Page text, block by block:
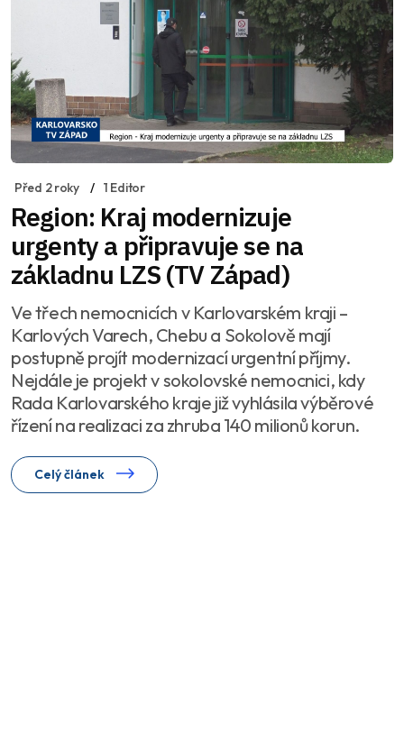
Před 2 roky 1 Editor
Region: Kraj modernizuje
urgenty a připravuje se na
základnu LZS (TV Západ)
Ve třech nemocnicích v Karlovarském kraji –
Karlových Varech, Chebu a Sokolově mají
postupně projít modernizací urgentní příjmy.
Nejdále je projekt v sokolovské nemocnici, kdy
Rada Karlovarského kraje již vyhlásila výběrové
řízení na realizaci za zhruba 140 milionů korun.
Celý článek